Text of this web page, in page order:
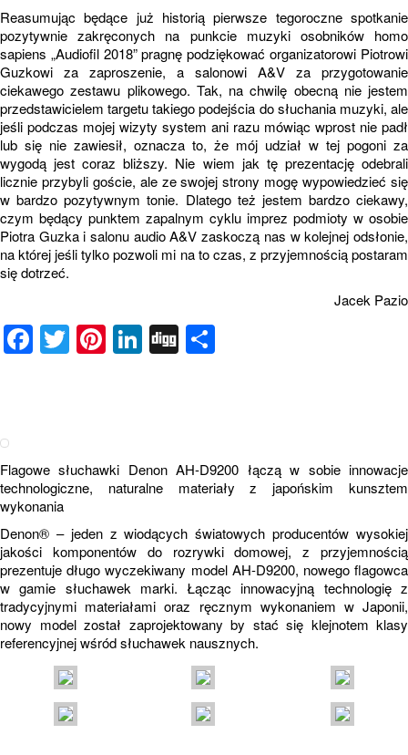
Reasumując będące już historią pierwsze tegoroczne spotkanie
pozytywnie zakręconych na punkcie muzyki osobników homo
sapiens „Audiofil 2018” pragnę podziękować organizatorowi Piotrowi
Guzkowi za zaproszenie, a salonowi A&V za przygotowanie
ciekawego zestawu plikowego. Tak, na chwilę obecną nie jestem
przedstawicielem targetu takiego podejścia do słuchania muzyki, ale
jeśli podczas mojej wizyty system ani razu mówiąc wprost nie padł
lub się nie zawiesił, oznacza to, że mój udział w tej pogoni za
wygodą jest coraz bliższy. Nie wiem jak tę prezentację odebrali
licznie przybyli goście, ale ze swojej strony mogę wypowiedzieć się
w bardzo pozytywnym tonie. Dlatego też jestem bardzo ciekawy,
czym będący punktem zapalnym cyklu imprez podmioty w osobie
Piotra Guzka i salonu audio A&V zaskoczą nas w kolejnej odsłonie,
na której jeśli tylko pozwoli mi na to czas, z przyjemnością postaram
się dotrzeć.
Jacek Pazio
Facebook
Twitter
Pinterest
LinkedIn
Digg
Flagowe słuchawki Denon AH-D9200 łączą w sobie innowacje
technologiczne, naturalne materiały z japońskim kunsztem
wykonania
Denon® – jeden z wiodących światowych producentów wysokiej
jakości komponentów do rozrywki domowej, z przyjemnością
prezentuje długo wyczekiwany model AH-D9200, nowego flagowca
w gamie słuchawek marki. Łącząc innowacyjną technologię z
tradycyjnymi materiałami oraz ręcznym wykonaniem w Japonii,
nowy model został zaprojektowany by stać się klejnotem klasy
referencyjnej wśród słuchawek nausznych.